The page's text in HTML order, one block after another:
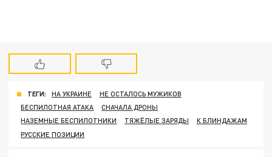
ТЕГИ: НА УКРАИНЕ
НЕ ОСТАЛОСЬ МУЖИКОВ
БЕСПИЛОТНАЯ АТАКА
СНАЧАЛА ДРОНЫ
НАЗЕМНЫЕ БЕСПИЛОТНИКИ
ТЯЖЁЛЫЕ ЗАРЯДЫ
К БЛИНДАЖАМ
РУССКИЕ ПОЗИЦИИ